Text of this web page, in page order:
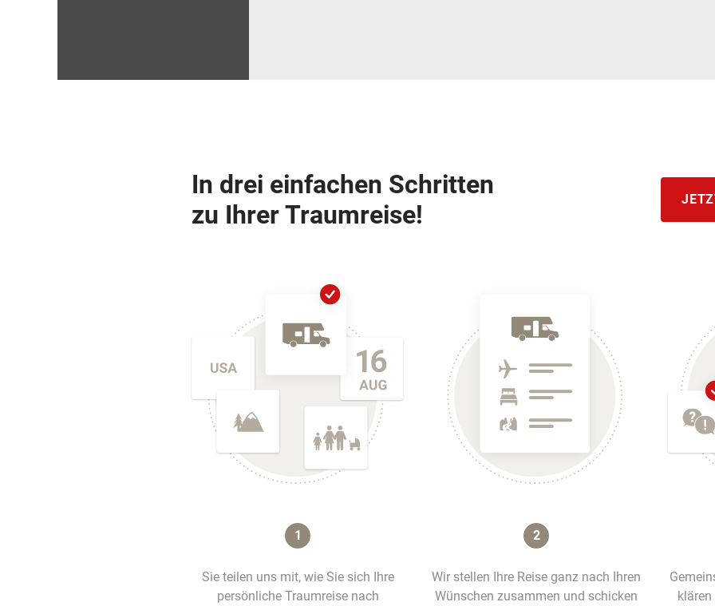
In drei einfachen Schritten
zu Ihrer Traumreise!
1
Sie teilen uns mit, wie Sie sich Ihre
persönliche Traumreise nach
2
Wir stellen Ihre Reise ganz nach Ihren
Wünschen zusammen und schicken